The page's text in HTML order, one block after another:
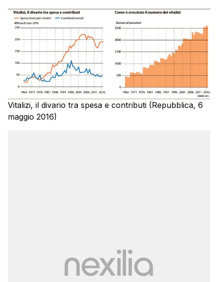
Vitalizi, il divario tra spesa e contributi (Repubblica, 6
maggio 2016)